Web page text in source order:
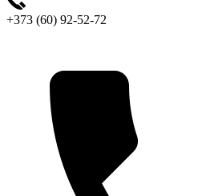
+373 (60) 92-52-72